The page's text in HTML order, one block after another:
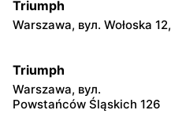
Triumph
Warszawa, вул. Wołoska 12,
Triumph
Warszawa, вул.
Powstańców Śląskich 126